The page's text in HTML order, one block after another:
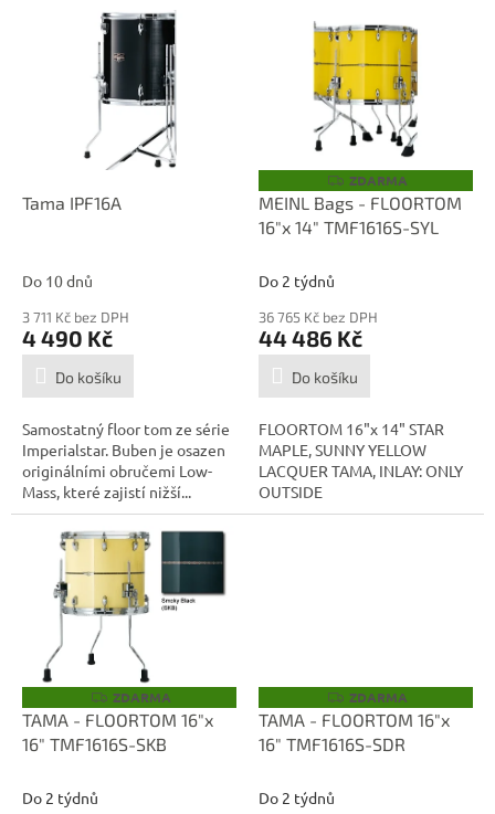
Tama IPF16A
Do 10 dnů
3 711 Kč bez DPH
4 490 Kč
Do košíku
Samostatný floor tom ze série
Imperialstar. Buben je osazen
originálními obručemi Low-
Mass, které zajistí nižší...
Z
D
A
R
ZDARMA
MEINL Bags - FLOORTOM
16"x 14" TMF1616S-SYL
Do 2 týdnů
36 765 Kč bez DPH
44 486 Kč
Do košíku
FLOORTOM 16"x 14" STAR
MAPLE, SUNNY YELLOW
LACQUER TAMA, INLAY: ONLY
OUTSIDE
Z
D
A
R
ZDARMA
TAMA - FLOORTOM 16"x
16" TMF1616S-SKB
Do 2 týdnů
Z
D
A
R
ZDARMA
TAMA - FLOORTOM 16"x
16" TMF1616S-SDR
Do 2 týdnů